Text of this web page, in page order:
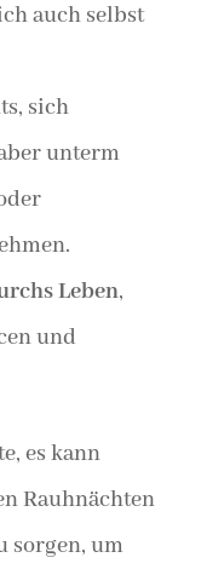
auch selbst
sich
unterm
Leben,
und
es kann
Rauhnächten
sorgen, um